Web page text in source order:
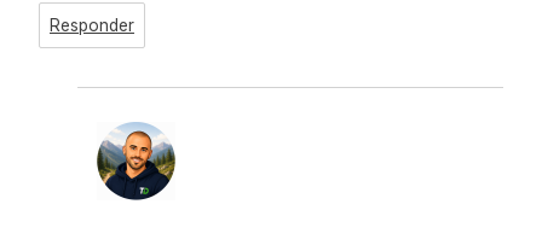
Responder